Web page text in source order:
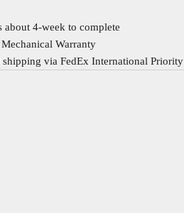
about 4-week to complete
Warranty
shipping via FedEx International Priority